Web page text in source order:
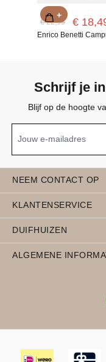
€ 22,95 €
Enrico Benetti
+
Schrijf je
Blijf op de hoogte
NEEM CONTACT OP
KLANTENSERVICE
DUIFHUIZEN
ALGEMENE